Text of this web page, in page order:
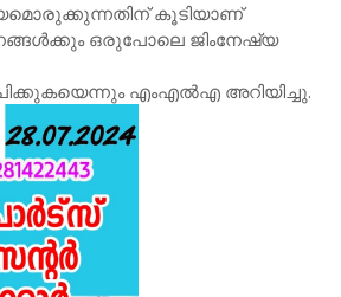
കൂടിയാണ്
ഒരുപോലെ ജിംനേഷ്യ
എംഎൽഎ അറിയിച്ചു.